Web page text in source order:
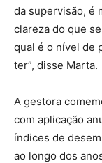
da supervisão, é
clareza do que
qual é o nível de
ter”, disse Marta.
A gestora
com aplicação
índices de
ao longo dos